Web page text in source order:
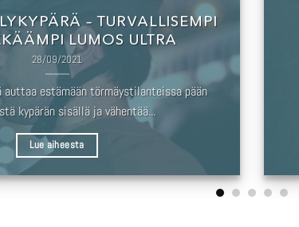
– TURVALLISEMPI
LUMOS ULTRA
28/09/2021
auttaa estämään törmäystilanteissa pään
kypärän sisällä ja vähentää...
Lue aiheesta